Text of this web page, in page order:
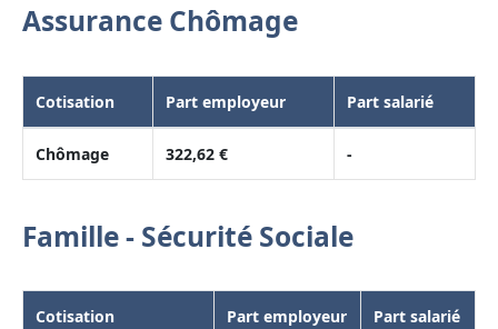
Assurance Chômage
Cotisation Part employeur Part salarié
Chômage 322,62 € -
Famille - Sécurité Sociale
Cotisation Part employeur Part salarié